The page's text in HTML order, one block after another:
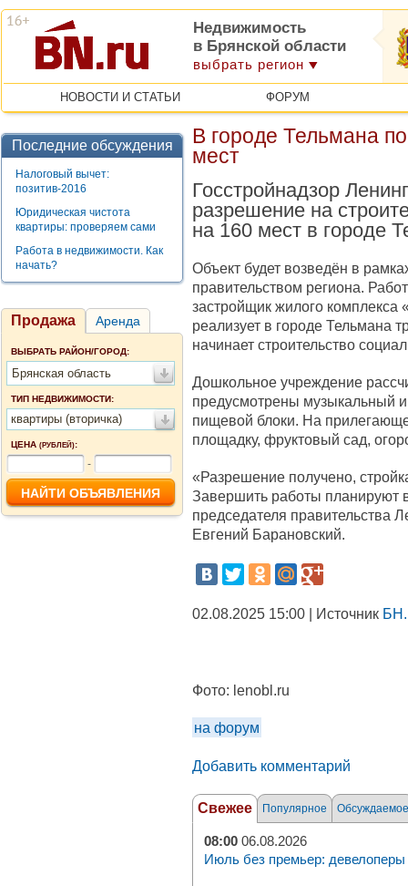
Недвижимость
в Брянской области
выбрать регион
НОВОСТИ И СТАТЬИ ФОРУМ
Последние обсуждения
Налоговый вычет:
позитив-2016
Юридическая чистота
квартиры: проверяем сами
Работа в недвижимости. Как
начать?
Продажа Аренда
ВЫБРАТЬ РАЙОН/ГОРОД:
Брянская область
ТИП НЕДВИЖИМОСТИ:
квартиры (вторичка)
ЦЕНА (РУБЛЕЙ):
-
В городе Тельмана
мест
Госстройнадзор
разрешение на
на 160 мест в городе
Объект будет возведён в
правительством региона.
застройщик жилого
реализует в городе Тельмана
начинает строительство
Дошкольное учреждение
предусмотрены музыкальный
пищевой блоки. На
площадку, фруктовый сад,
«Разрешение получено,
Завершить работы планируют
председателя правительства
Евгений Барановский.
02.08.2025 15:00 | Источник
Фото: lenobl.ru
на форум
Добавить комментарий
Свежее Популярное Обсуждаемое
08:00 06.08.2026
Июль без премьер: девелоперы